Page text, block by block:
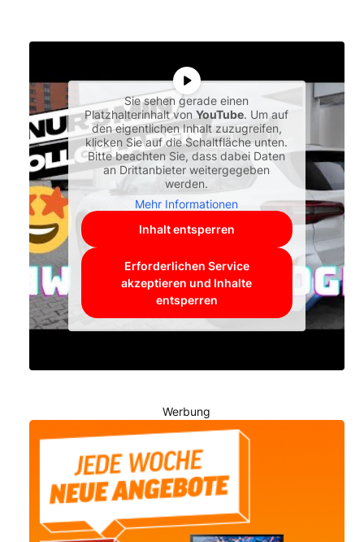
Sie sehen gerade einen
Platzhalterinhalt vonYouTube. Um auf
den eigentlichen Inhalt zuzugreifen,
klicken Sie auf die Schaltfläche unten.
Bitte beachten Sie, dass dabei Daten
an Drittanbieter weitergegeben
werden.
Mehr Informationen
Inhalt entsperren
Erforderlichen Service
akzeptieren und Inhalte
entsperren
Werbung